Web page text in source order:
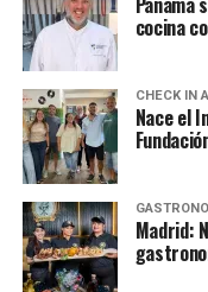
cocina
CHECK IN
Nace el
Madrid: